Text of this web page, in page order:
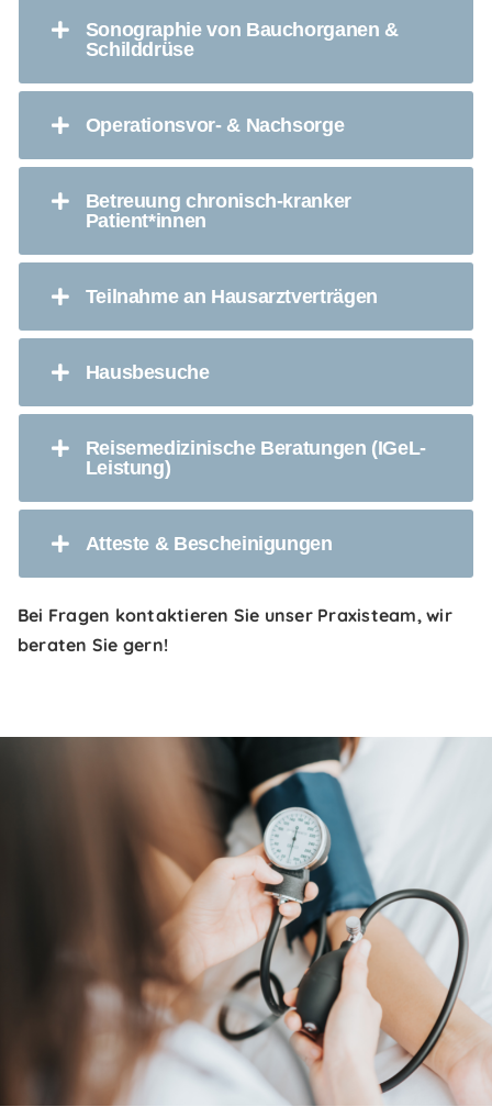
Sonographie von Bauchorganen &
Schilddrüse
Operationsvor- & Nachsorge
Betreuung chronisch-kranker
Patient*innen
Teilnahme an Hausarztverträgen
Hausbesuche
Reisemedizinische Beratungen (IGeL-
Leistung)
Atteste & Bescheinigungen
Bei Fragen kontaktieren Sie unser Praxisteam, wir
beraten Sie gern!